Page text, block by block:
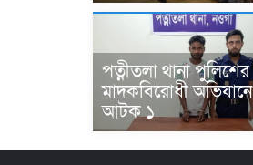
পত্নীতলা থানা পুলিশের
মাদকবিরোধী অভিযানে
আটক ১